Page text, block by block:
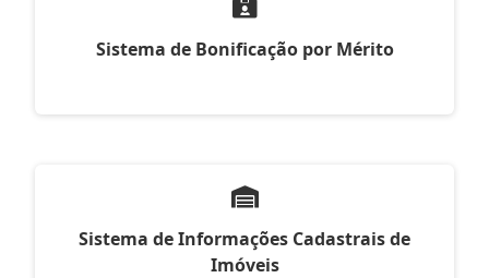
Sistema de Bonificação por Mérito
Sistema de Informações Cadastrais de
Imóveis